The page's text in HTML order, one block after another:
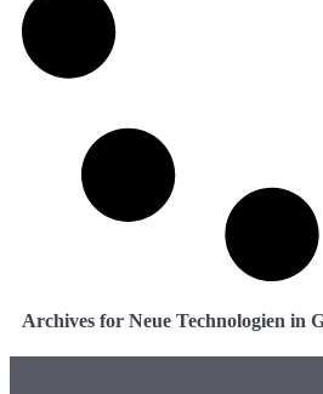
Archives for Neue Technologien in